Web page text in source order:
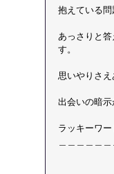
抱えている
あっさりと
す。
思いやりさ
出会いの暗
ラッキーワ